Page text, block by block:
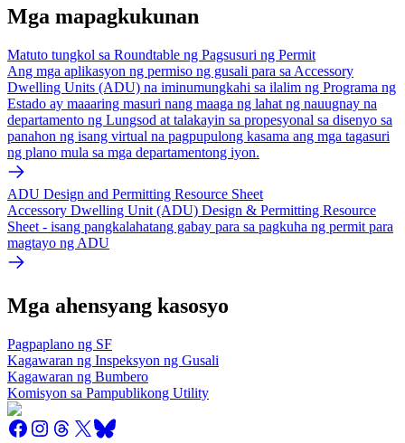
Mga mapagkukunan
Matuto tungkol sa Roundtable ng Pagsusuri ng Permit
Ang mga aplikasyon ng permiso ng gusali para sa Accessory
Dwelling Units (ADU) na iminumungkahi sa ilalim ng Programa ng
Estado ay maaaring masuri nang maaga ng lahat ng nauugnay na
departamento ng Lungsod at talakayin sa propesyonal sa disenyo sa
panahon ng isang virtual na pagpupulong kasama ang mga tagasuri
ng plano mula sa mga departamentong iyon.
ADU Design and Permitting Resource Sheet
Accessory Dwelling Unit (ADU) Design & Permitting Resource
Sheet - isang pangkalahatang gabay para sa pagkuha ng permit para
magtayo ng ADU
Mga ahensyang kasosyo
Pagpaplano ng SF
Kagawaran ng Inspeksyon ng Gusali
Kagawaran ng Bumbero
Komisyon sa Pampublikong Utility